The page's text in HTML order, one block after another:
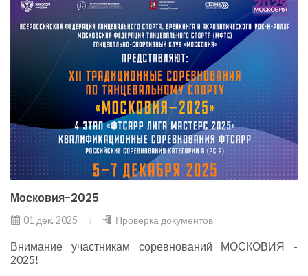
Московия-2025
01 дек. 2025 Проверка документов
Внимание участникам соревнований МОСКОВИЯ -
2025!